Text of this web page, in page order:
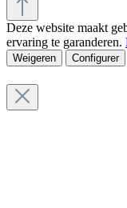
Deze website maakt
ervaring te garanderen.
Weigeren Configurer